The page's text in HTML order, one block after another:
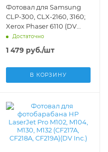
Фотовал для Samsung
CLP-300, CLX-2160, 3160;
Xerox Phaser 6110 (DV
Inc.) - DV-OPC-Sam-
Достаточно
1 479руб./шт
В КОРЗИНУ